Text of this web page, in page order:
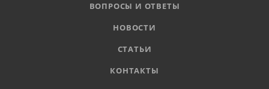
ВОПРОСЫ И ОТВЕТЫ
НОВОСТИ
СТАТЬИ
КОНТАКТЫ